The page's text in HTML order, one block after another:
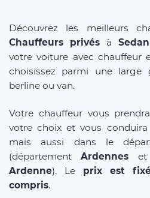
Découvrez les meilleurs
Chauffeurs privésà Sedan
votre voiture avec chauffeur
choisissez parmi une large
berline ou van.
Votre chauffeur vous
votre choix et vous
mais aussi dans le
(départementArdennes et
Ardenne). Le prix est
compris.